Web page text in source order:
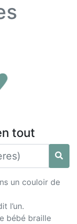
tout
un couloir de
l’un.
bébé braille